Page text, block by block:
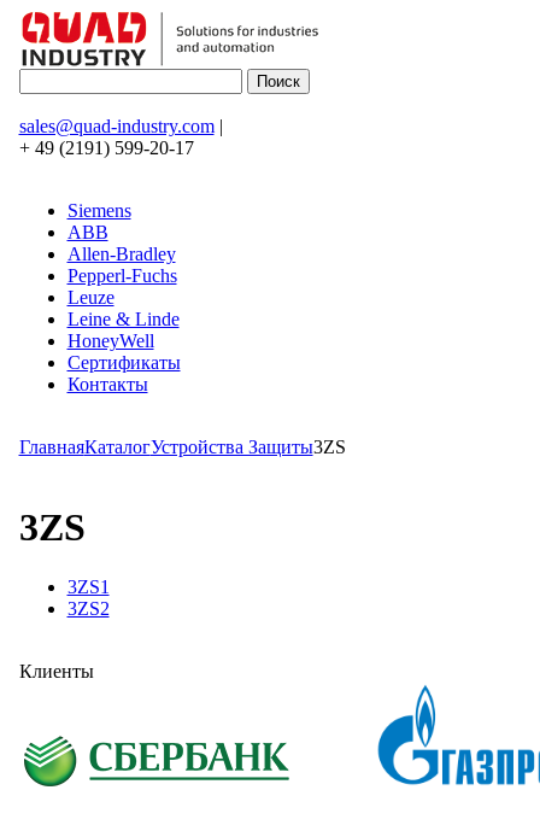
sales@quad-industry.com|
+ 49 (2191) 599-20-17
Siemens
ABB
Allen-Bradley
Pepperl-Fuchs
Leuze
Leine & Linde
HoneyWell
Сертификаты
Контакты
ГлавнаяКаталогУстройства Защиты3ZS
3ZS
3ZS1
3ZS2
Клиенты